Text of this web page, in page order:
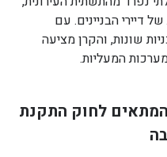
דיירי הבניינים. עם
שונות, והקרן מציעה
המעליות.
לחוק התקנת